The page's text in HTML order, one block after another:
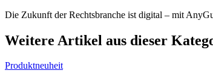
Die Zukunft der Rechtsbranche ist digital – mit
Weitere Artikel aus dieser
Produktneuheit